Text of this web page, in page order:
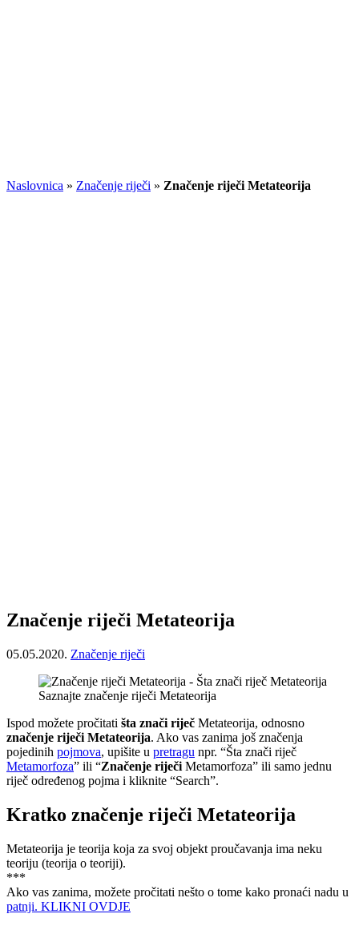
Naslovnica » Značenje riječi » Značenje riječi Metateorija
Značenje riječi Metateorija
05.05.2020. Značenje riječi
Saznajte značenje riječi Metateorija
Ispod možete pročitati šta znači riječ Metateorija, odnosno
značenje riječi Metateorija. Ako vas zanima još značenja
pojedinih pojmova, upišite u pretragu npr. “Šta znači riječ
Metamorfoza” ili “Značenje riječi Metamorfoza” ili samo jednu
riječ određenog pojma i kliknite “Search”.
Kratko značenje riječi Metateorija
Metateorija je teorija koja za svoj objekt proučavanja ima neku
teoriju (teorija o teoriji).
***
Ako vas zanima, možete pročitati nešto o tome kako pronaći nadu u
patnji. KLIKNI OVDJE